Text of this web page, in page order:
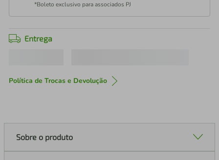
*Boleto exclusivo para associados PJ
Entrega
Política de Trocas e Devolução
Sobre o produto